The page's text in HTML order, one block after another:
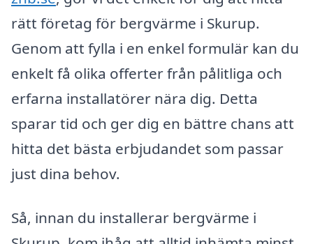
rätt företag för bergvärme i Skurup.
Genom att fylla i en enkel formulär kan du
enkelt få olika offerter från pålitliga och
erfarna installatörer nära dig. Detta
sparar tid och ger dig en bättre chans att
hitta det bästa erbjudandet som passar
just dina behov.
Så, innan du installerar bergvärme i